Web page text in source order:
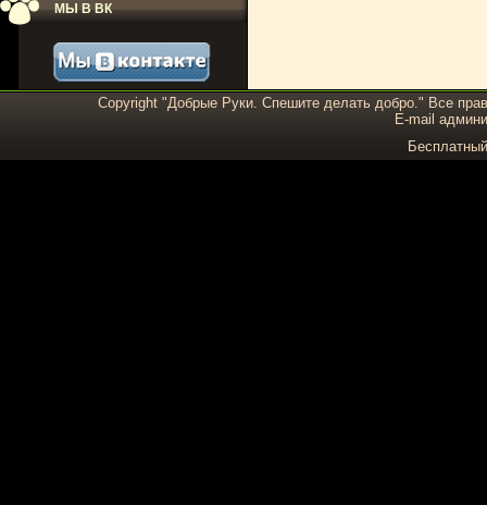
МЫ В ВК
Copyright "Добрые Руки. Спешите делать добро." Все
E-mail